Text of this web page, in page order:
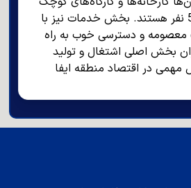
با اشتغال کمتر از 50 نفر هستند. بخش خدمات نیز با
معصومه و دسترسی خوب به راه
بخش اصلی اشتغال و تولید
در اقتصاد منطقه ایفا